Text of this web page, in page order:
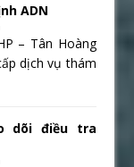
ADN
– Tân Hoàng
dịch vụ thám
dõi điều tra